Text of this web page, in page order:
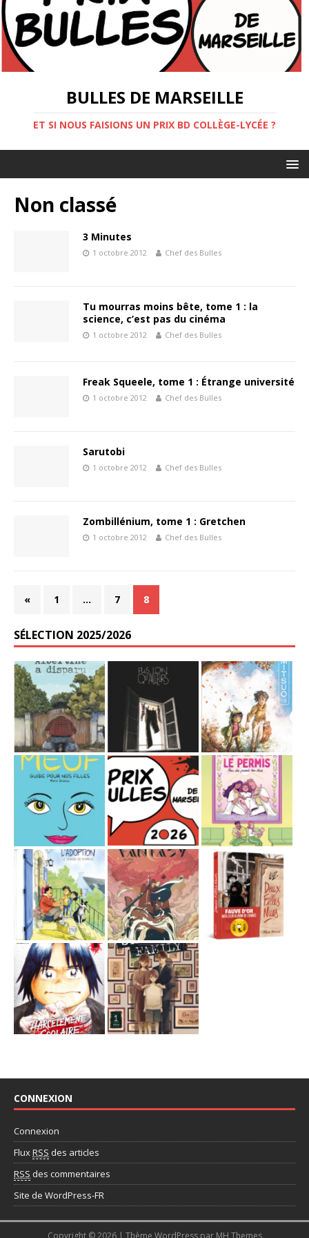
BULLES DE MARSEILLE
ET SI NOUS FAISIONS UN PRIX BD COLLÈGE-LYCÉE ?
Non classé
3 Minutes
1 octobre 2012 Chef des Bulles
Tu mourras moins bête, tome 1 : la
science, c’est pas du cinéma
1 octobre 2012 Chef des Bulles
Freak Squeele, tome 1 : Étrange université
1 octobre 2012 Chef des Bulles
Sarutobi
1 octobre 2012 Chef des Bulles
Zombillénium, tome 1 : Gretchen
1 octobre 2012 Chef des Bulles
« 1 … 7 8
SÉLECTION 2025/2026
CONNEXION
Connexion
FluxRSS des articles
RSS des commentaires
Site de WordPress-FR
Copyright © 2026 | Thème WordPress par MH Themes